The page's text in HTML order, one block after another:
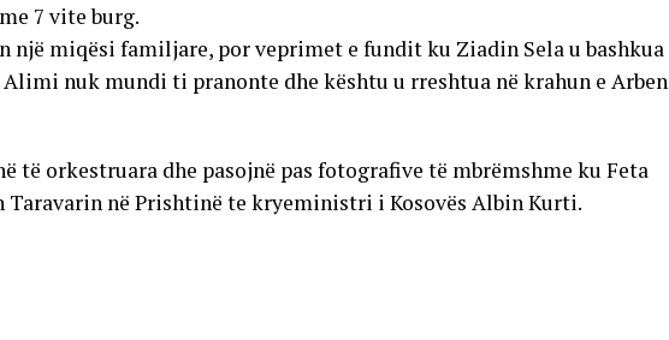
7 vite burg.
një miqësi familjare, por veprimet e fundit ku Ziadin Sela u bashkua
nuk mundi ti pranonte dhe kështu u rreshtua në krahun e Arben
të orkestruara dhe pasojnë pas fotografive të mbrëmshme ku Feta
Taravarin në Prishtinë te kryeministri i Kosovës Albin Kurti.